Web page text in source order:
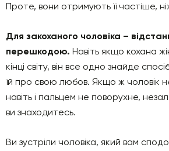
Проте, вони отримують її частіше,
Для закоханого чоловіка –
перешкодою. Навіть якщо кохана
кінці світу, він все одно знайде
їй про свою любов. Якщо ж чоловік
навіть і пальцем не поворухне,
ви знаходитесь.
Ви зустріли чоловіка, який вам